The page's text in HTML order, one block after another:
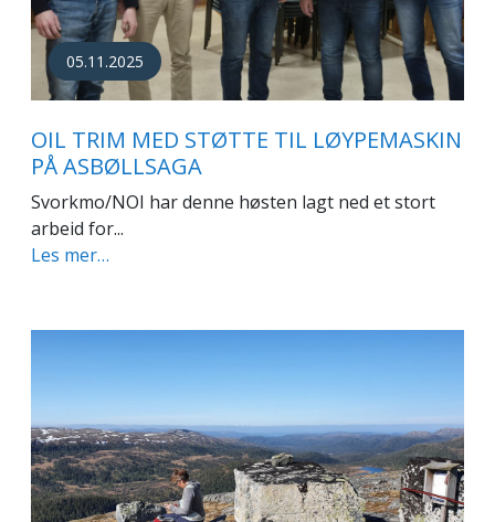
05.11.2025
OIL TRIM MED STØTTE TIL LØYPEMASKIN
PÅ ASBØLLSAGA
Svorkmo/NOI har denne høsten lagt ned et stort
arbeid for...
Les mer…